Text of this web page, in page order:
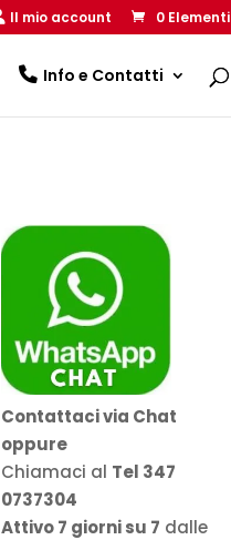
Il mio account 0 Elementi
Info e Contatti
Contattaci via Chat
oppure
Chiamaci al Tel 347
0737304
Attivo 7 giorni su 7 dalle